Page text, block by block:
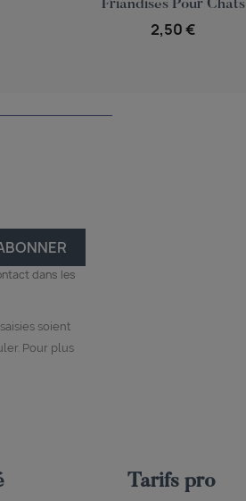
Friandises Pour Chats
2,50 €
dans les
soient
Pour plus
Tarifs pro